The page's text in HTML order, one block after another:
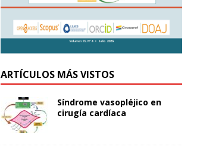
ARTÍCULOS MÁS VISTOS
Síndrome vasopléjico en
cirugía cardíaca